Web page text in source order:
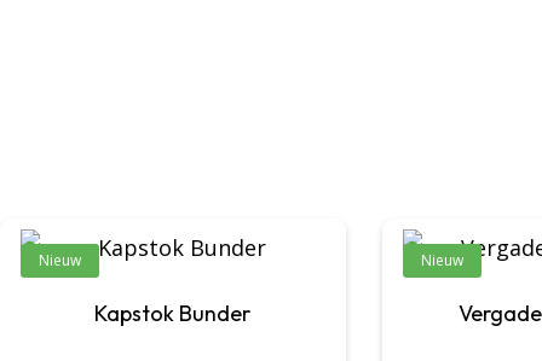
Kapstok Bunder
Nieuw Nieuw